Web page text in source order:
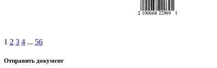
1 2 3 4 ... 56
Отправить документ